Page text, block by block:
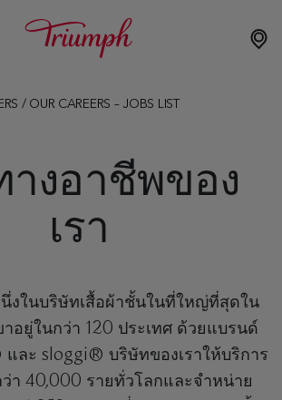
/ OUR CAREERS – JOBS LIST
างอาชีพของ
เรา
นึ่งในบริษัทเสื้อผ้าชั้นในที่ใหญ่ที่สุดใน
าอยู่ในกว่า 120 ประเทศ ด้วยแบรนด์
ละ sloggi® บริษัทของเราให้บริการ
า 40,000 รายทั่วโลกและจำหน่าย